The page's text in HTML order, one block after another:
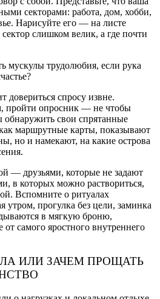
секторами: работа, дом, хобби,
Нарисуйте его — на листе
слишком велик, а где почти
мускулы трудолюбия, если рука
довериться спросу извне.
пройти опросник — не чтобы
обнаружить свои спрятанные
маршрутные карты, показывают
но и намекают, на какие острова
— друзьями, которые не задают
в которых можно раствориться,
Вспомните о ритуалах
утром, прогулка без цели, заминка
в мягкую броню,
самого яростного внутреннего
ИЛИ ЗАЧЕМ ПРОЩАТЬ